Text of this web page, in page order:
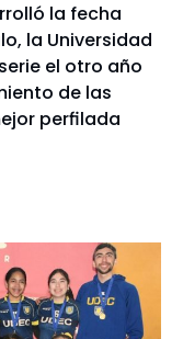
la fecha
la Universidad
el otro año
de las
perfilada